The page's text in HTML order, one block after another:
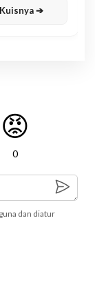
➔
😡
0
dan diatur